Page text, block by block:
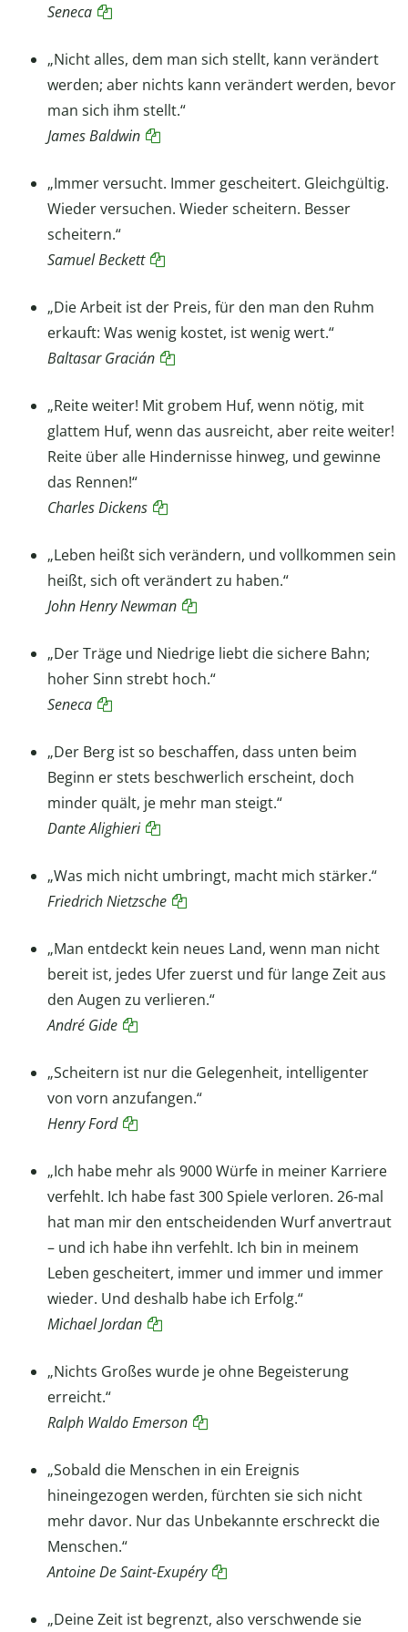
Seneca
„Nicht alles, dem man sich stellt, kann verändert
werden; aber nichts kann verändert werden, bevor
man sich ihm stellt.“
James Baldwin
„Immer versucht. Immer gescheitert. Gleichgültig.
Wieder versuchen. Wieder scheitern. Besser
scheitern.“
Samuel Beckett
„Die Arbeit ist der Preis, für den man den Ruhm
erkauft: Was wenig kostet, ist wenig wert.“
Baltasar Gracián
„Reite weiter! Mit grobem Huf, wenn nötig, mit
glattem Huf, wenn das ausreicht, aber reite weiter!
Reite über alle Hindernisse hinweg, und gewinne
das Rennen!“
Charles Dickens
„Leben heißt sich verändern, und vollkommen sein
heißt, sich oft verändert zu haben.“
John Henry Newman
„Der Träge und Niedrige liebt die sichere Bahn;
hoher Sinn strebt hoch.“
Seneca
„Der Berg ist so beschaffen, dass unten beim
Beginn er stets beschwerlich erscheint, doch
minder quält, je mehr man steigt.“
Dante Alighieri
„Was mich nicht umbringt, macht mich stärker.“
Friedrich Nietzsche
„Man entdeckt kein neues Land, wenn man nicht
bereit ist, jedes Ufer zuerst und für lange Zeit aus
den Augen zu verlieren.“
André Gide
„Scheitern ist nur die Gelegenheit, intelligenter
von vorn anzufangen.“
Henry Ford
„Ich habe mehr als 9000 Würfe in meiner Karriere
verfehlt. Ich habe fast 300 Spiele verloren. 26-mal
hat man mir den entscheidenden Wurf anvertraut
– und ich habe ihn verfehlt. Ich bin in meinem
Leben gescheitert, immer und immer und immer
wieder. Und deshalb habe ich Erfolg.“
Michael Jordan
„Nichts Großes wurde je ohne Begeisterung
erreicht.“
Ralph Waldo Emerson
„Sobald die Menschen in ein Ereignis
hineingezogen werden, fürchten sie sich nicht
mehr davor. Nur das Unbekannte erschreckt die
Menschen.“
Antoine De Saint-Exupéry
„Deine Zeit ist begrenzt, also verschwende sie